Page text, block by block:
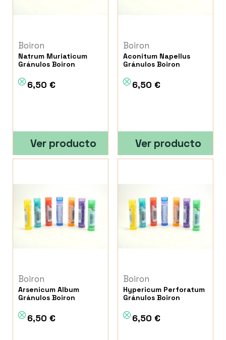
Boiron
Natrum Muriaticum
Gránulos Boiron
6,50 €
Ver producto
Boiron
Aconitum Napellus
Gránulos Boiron
6,50 €
Ver producto
Boiron
Arsenicum Album
Gránulos Boiron
6,50 €
Boiron
Hypericum Perforatum
Gránulos Boiron
6,50 €